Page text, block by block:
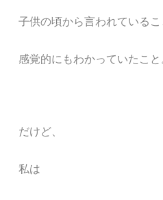
子供の頃から言われているこ
感覚的にもわかっていたこと
だけど、
私は